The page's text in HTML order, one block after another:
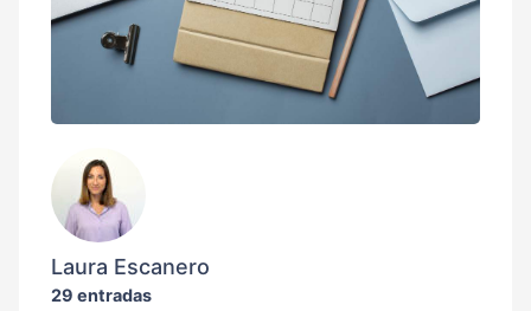
Laura Escanero
29 entradas